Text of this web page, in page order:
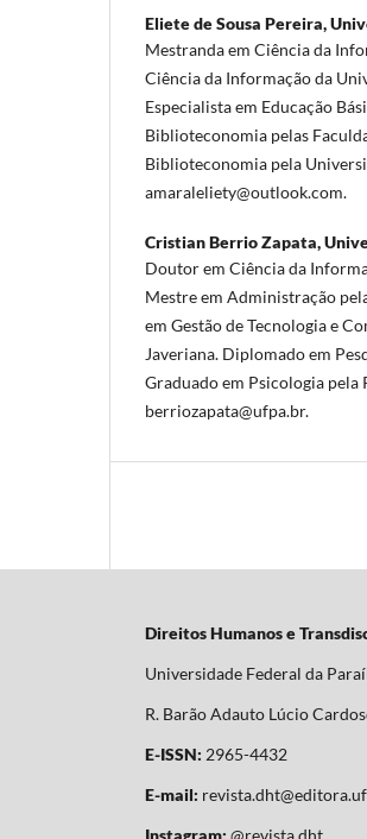
Eliete de Sousa Pereira,
Mestranda em Ciência da
Ciência da Informação da
Especialista em Educação
Biblioteconomia pelas
Biblioteconomia pela
amaraleliety@outlook.com.
Cristian Berrio Zapata,
Doutor em Ciência da
Mestre em Administração
em Gestão de Tecnologia e
Javeriana. Diplomado em
Graduado em Psicologia
berriozapata@ufpa.br.
Direitos Humanos e
Universidade Federal da
R. Barão Adauto Lúcio
E-ISSN: 2965-4432
E-mail:
Instagram: @revista.dht